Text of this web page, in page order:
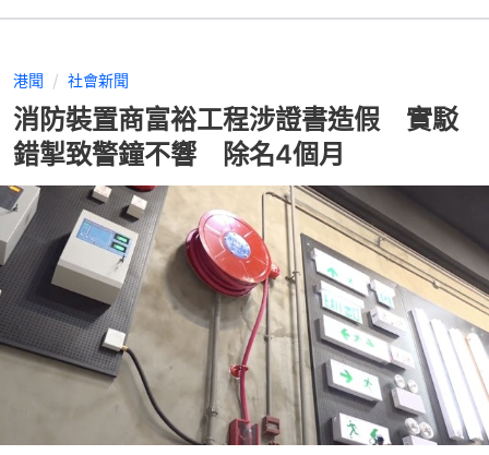
港聞 社會新聞
消防裝置商富裕工程涉證書造假 實駁
錯掣致警鐘不響 除名4個月